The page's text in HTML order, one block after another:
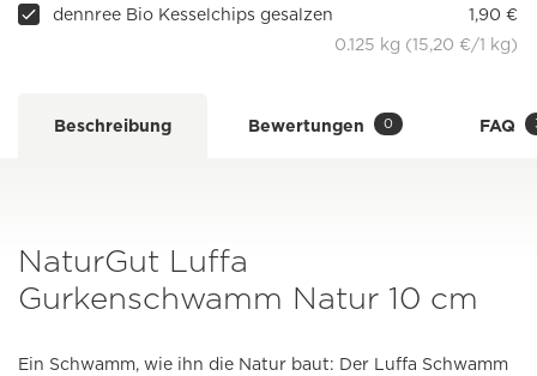
dennree Bio Kesselchips gesalzen
1,90 €
0.125 kg (15,20 €/1 kg)
Beschreibung Bewertungen 0 FAQ
NaturGut Luffa
Gurkenschwamm Natur 10 cm
Ein Schwamm, wie ihn die Natur baut: Der Luffa Schwamm